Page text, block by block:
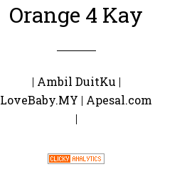
Orange 4 Kay
| Ambil DuitKu |
LoveBaby.MY | Apesal.com
|